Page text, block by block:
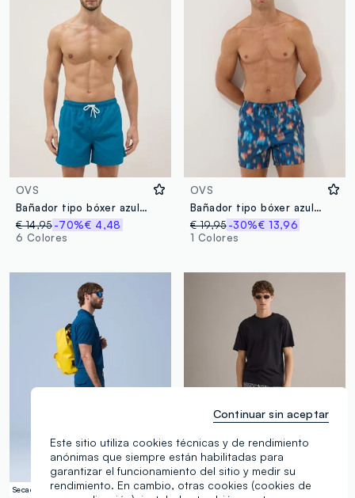
OVS
Bañador tipo bóxer azul con cintura elástica
€ 14,95-70%€ 4,48
6 Colores
OVS
Bañador tipo bóxer azul con estampado degradado multicolor
€ 19,95 -30%€ 13,96
1 Colores
Secado rápido
Este sitio utiliza cookies técnicas y de rendimiento
anónimas que siempre están habilitadas para
garantizar el funcionamiento del sitio y medir su
rendimiento. En cambio, otras cookies (cookies de
Continuar sin aceptar